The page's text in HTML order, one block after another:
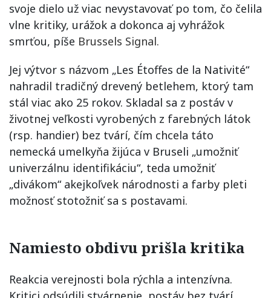
svoje dielo už viac nevystavovať po tom, čo čelila
vlne kritiky, urážok a dokonca aj vyhrážok
smrťou, píše Brussels Signal.
Jej výtvor s názvom „Les Étoffes de la Nativité“
nahradil tradičný drevený betlehem, ktorý tam
stál viac ako 25 rokov. Skladal sa z postáv v
životnej veľkosti vyrobených z farebných látok
(rsp. handier) bez tvárí, čím chcela táto
nemecká umelkyňa žijúca v Bruseli „umožniť
univerzálnu identifikáciu“, teda umožniť
„divákom“ akejkoľvek národnosti a farby pleti
možnosť stotožniť sa s postavami.
Namiesto obdivu prišla kritika
Reakcia verejnosti bola rýchla a intenzívna.